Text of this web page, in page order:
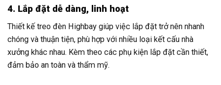
4. Lắp đặt dễ dàng, linh hoạt
Thiết kế treo đèn Highbay giúp việc lắp đặt trở nên nhanh
chóng và thuận tiện, phù hợp với nhiều loại kết cấu nhà
xưởng khác nhau. Kèm theo các phụ kiện lắp đặt cần thiết,
đảm bảo an toàn và thẩm mỹ.